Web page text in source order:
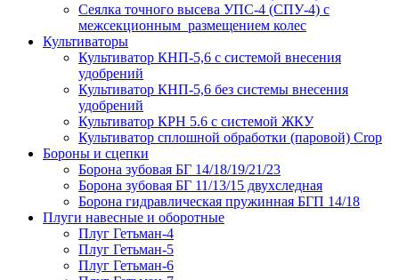
Сеялка точного высева УПС-4 (СПУ-4) с
межсекционным размещением колес
Культиваторы
Культиватор КНП-5,6 с системой внесения
удобрений
Культиватор КНП-5,6 без системы внесения
удобрений
Культиватор КРН 5.6 с системой ЖКУ
Культиватор сплошной обработки (паровой) Crop
Бороны и сцепки
Борона зубовая БГ 14/18/19/21/23
Борона зубовая БГ 11/13/15 двухследная
Борона гидравлическая пружинная БГП 14/18
Плуги навесные и оборотные
Плуг Гетьман-4
Плуг Гетьман-5
Плуг Гетьман-6